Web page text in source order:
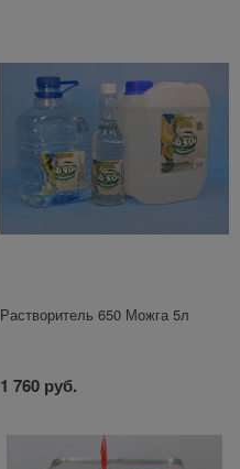
Растворитель 650 Можга 5л
1 760 руб.